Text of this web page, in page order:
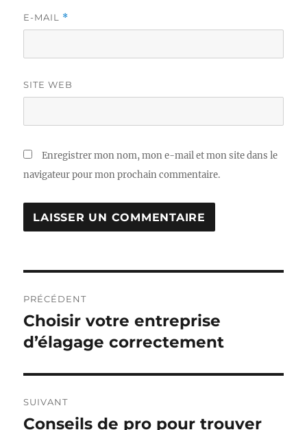
E-MAIL *
SITE WEB
Enregistrer mon nom, mon e-mail et mon site dans le
navigateur pour mon prochain commentaire.
de
l’article
PRÉCÉDENT
Publication
précédente :
Choisir votre entreprise
d’élagage correctement
SUIVANT
Publication
Conseils de pro pour trouver